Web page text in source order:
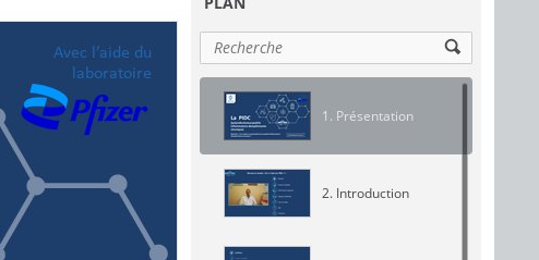
Avec l’aide du
laboratoire
1. Présentation
2. Introduction